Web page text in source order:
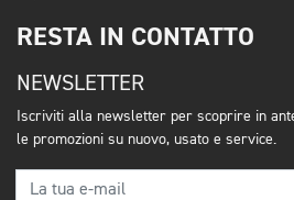
RESTA IN CONTATTO
NEWSLETTER
Iscriviti alla newsletter per scoprire in
le promozioni su nuovo, usato e service.